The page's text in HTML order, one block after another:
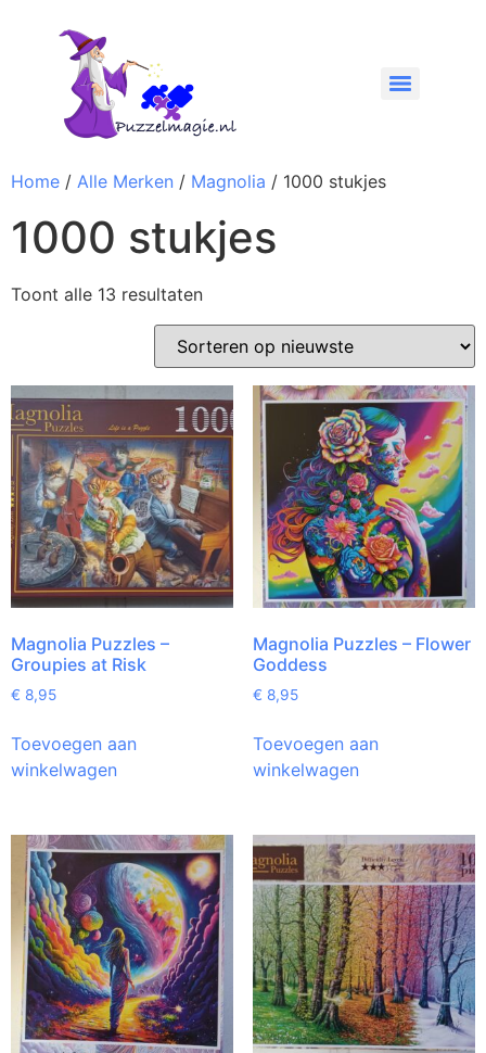
Home / Alle Merken / Magnolia / 1000 stukjes
1000 stukjes
Toont alle 13 resultaten
Magnolia Puzzles –
Groupies at Risk
€ 8,95
Toevoegen aan
winkelwagen
Magnolia Puzzles – Flower
Goddess
€ 8,95
Toevoegen aan
winkelwagen